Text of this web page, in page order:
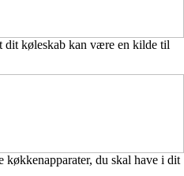
dit køleskab kan være en kilde til
køkkenapparater, du skal have i dit